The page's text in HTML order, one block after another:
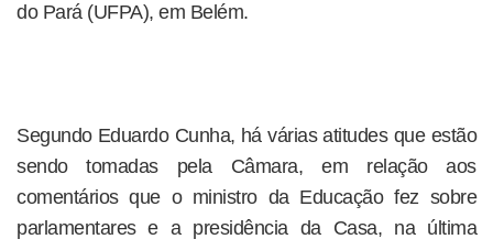
do Pará (UFPA), em Belém.
Segundo Eduardo Cunha, há várias atitudes que estão
sendo tomadas pela Câmara, em relação aos
comentários que o ministro da Educação fez sobre
parlamentares e a presidência da Casa, na última